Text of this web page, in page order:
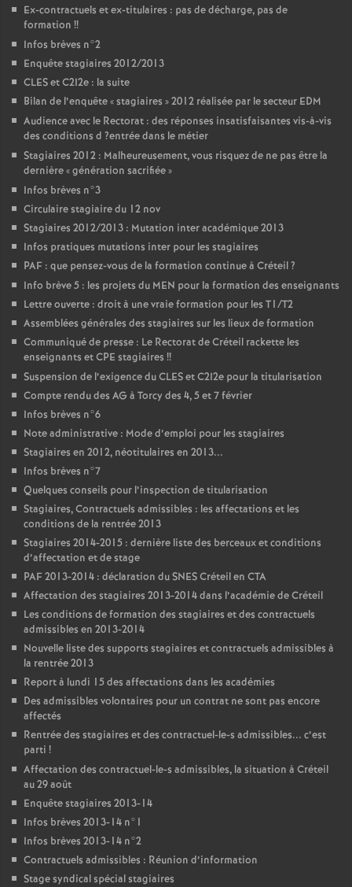
Ex-contractuels et ex-titulaires : pas de décharge, pas de
formation !!
Infos brèves n°2
Enquête stagiaires 2012/2013
CLESet C2I2e : la suite
Bilan de l’enquête «stagiaires » 2012 réalisée par le secteur EDM
Audience avec le Rectorat : des réponses insatisfaisantes vis-à-vis
des conditions d ?entrée dans le métier
Stagiaires 2012 : Malheureusement, vous risquez de ne pas être la
dernière «génération sacrifiée»
Infos brèves n°3
Circulaire stagiaire du 12 nov
Stagiaires 2012/2013 : Mutation inter académique 2013
Infos pratiques mutations inter pour les stagiaires
PAF : que pensez-vous de la formation continue à Créteil?
Info brève 5 : les projets du MEN pour la formation des enseignants
Lettre ouverte : droit à une vraie formation pour les T1/T2
Assemblées générales des stagiaires sur les lieux de formation
Communiqué de presse : Le Rectorat de Créteil rackette les
enseignants etCPE stagiaires !!
Suspension de l’exigence duCLESet C2I2e pour la titularisation
Compte rendu des AG à Torcy des 4, 5 et 7 février
Infos brèves n°6
Note administrative : Mode d’emploi pour les stagiaires
Stagiaires en 2012, néotitulaires en 2013...
Infos brèves n°7
Quelques conseils pour l’inspection de titularisation
Stagiaires, Contractuels admissibles : les affectations et les
conditions de la rentrée 2013
Stagiaires 2014-2015 : dernière liste des berceaux et conditions
d’affectation et de stage
PAF2013-2014 : déclaration duSNESCréteil en CTA
Affectation des stagiaires 2013-2014 dans l’académie de Créteil
Les conditions de formation des stagiaires et des contractuels
admissibles en 2013-2014
Nouvelle liste des supports stagiaires et contractuels admissibles à
la rentrée 2013
Report à lundi 15 des affectations dans les académies
Des admissibles volontaires pour un contrat ne sont pas encore
affectés
Rentrée des stagiaires et des contractuel-le-s admissibles... c’est
parti !
Affectation des contractuel-le-s admissibles, la situation à Créteil
au 29 août
Enquête stagiaires 2013-14
Infos brèves 2013-14 n°1
Infos brèves 2013-14 n°2
Contractuels admissibles : Réunion d’information
Stage syndical spécial stagiaires